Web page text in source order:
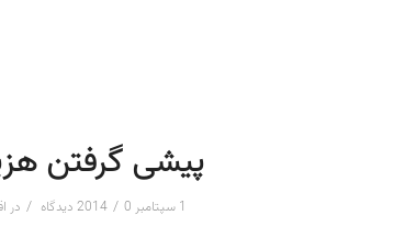
پیشی گرفتن
1 سپتامبر 2014 / 0 دیدگاه / در